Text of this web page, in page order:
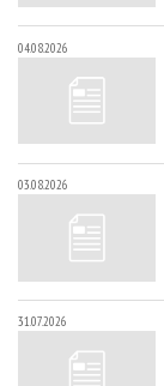
04.08.2026
03.08.2026
31.07.2026